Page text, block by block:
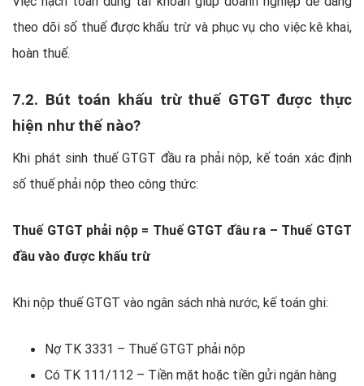
theo dõi số thuế được khấu trừ và phục vụ cho việc kê khai,
hoàn thuế.
7.2. Bút toán khấu trừ thuế GTGT được thực
hiện như thế nào?
Khi phát sinh thuế GTGT đầu ra phải nộp, kế toán xác định
số thuế phải nộp theo công thức:
Thuế GTGT phải nộp = Thuế GTGT đầu ra – Thuế GTGT
đầu vào được khấu trừ
Khi nộp thuế GTGT vào ngân sách nhà nước, kế toán ghi:
Nợ TK 3331 – Thuế GTGT phải nộp
Có TK 111/112 – Tiền mặt hoặc tiền gửi ngân hàng